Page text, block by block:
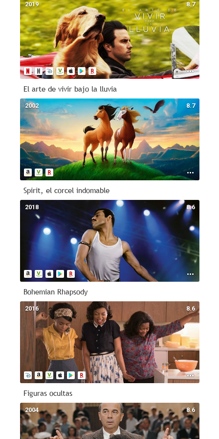
8.7
2019
El arte de vivir bajo la lluvia
8.7
2002
Spirit, el corcel indomable
8.6
2018
Bohemian Rhapsody
8.6
2016
Figuras ocultas
8.6
2004